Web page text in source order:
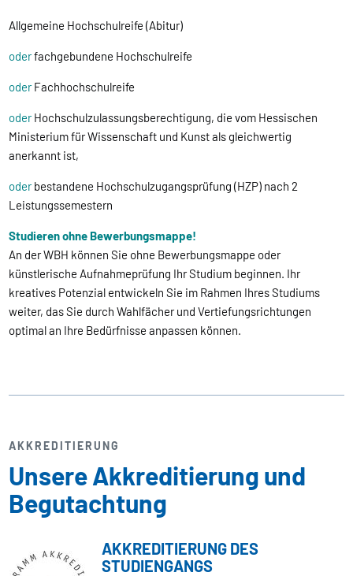
Allgemeine Hochschulreife (Abitur)
oderfachgebundene Hochschulreife
oderFachhochschulreife
oderHochschulzulassungsberechtigung, die vom Hessischen
Ministerium für Wissenschaft und Kunst als gleichwertig
anerkannt ist,
oderbestandene Hochschulzugangsprüfung (HZP) nach 2
Leistungssemestern
Studieren ohne Bewerbungsmappe!
An der WBH können Sie ohne Bewerbungsmappe oder
künstlerische Aufnahmeprüfung Ihr Studium beginnen. Ihr
kreatives Potenzial entwickeln Sie im Rahmen Ihres Studiums
weiter, das Sie durch Wahlfächer und Vertiefungsrichtungen
optimal an Ihre Bedürfnisse anpassen können.
AKKREDITIERUNG
Unsere Akkreditierung und
Begutachtung
AKKREDITIERUNG DES
STUDIENGANGS